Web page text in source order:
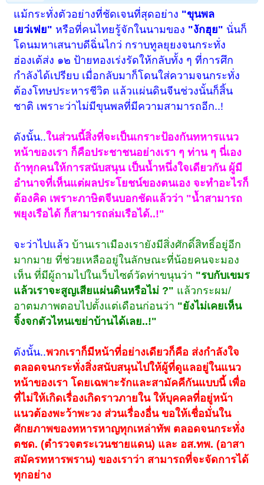
แม้กระทั่งตัวอย่างที่ชัดเจนที่สุดอย่าง "ขุนพล
เยว่เฟย" หรือที่คนไทยรู้จักในนามของ "งักฮุย" นั่นก็
โดนมหาเสนาบดีฉิ่นไกว่ กราบทูลยุยงจนกระทั่ง
ฮ่องเต้ส่ง ๑๒ ป้ายทองเร่งรัดให้กลับทั้ง ๆ ที่การศึก
กำลังได้เปรียบ เมื่อกลับมาก็โดนใส่ความจนกระทั่ง
ต้องโทษประหารชีวิต แล้วแผ่นดินจีนช่วงนั้นก็สิ้น
ชาติ เพราะว่าไม่มีขุนพลที่มีความสามารถอีก..!
ดังนั้น..ในส่วนนี้สิ่งที่จะเป็นเกราะป้องกันทหารแนว
หน้าของเรา ก็คือประชาชนอย่างเรา ๆ ท่าน ๆ นี่เอง
ถ้าทุกคนให้การสนับสนุน เป็นน้ำหนึ่งใจเดียวกัน ผู้มี
อำนาจที่เห็นแต่ผลประโยชน์ของตนเอง จะทำอะไรก็
ต้องคิด เพราะภาษิตจีนบอกชัดแล้วว่า "น้ำสามารถ
พยุงเรือได้ ก็สามารถล่มเรือได้..!"
จะว่าไปแล้วบ้านเราเมืองเรายังมีสิ่งศักดิ์สิทธิ์อยู่อีก
มากมาย ที่ช่วยเหลืออยู่ในลักษณะที่น้อยคนจะมอง
เห็น ที่มีผู้ถามไปในเว็บไซต์วัดท่าขนุนว่า "รบกับเขมร
แล้วเราจะสูญเสียแผ่นดินหรือไม่ ?" แล้วกระผม/
อาตมภาพตอบไปตั้งแต่เดือนก่อนว่า "ยังไม่เคยเห็น
จิ้งจกตัวไหนเขย่าบ้านได้เลย..!"
ดังนั้น..พวกเราก็มีหน้าที่อย่างเดียวก็คือ ส่งกำลังใจ
ตลอดจนกระทั่งสิ่งสนับสนุนไปให้ผู้ที่ดูแลอยู่ในแนว
หน้าของเรา โดยเฉพาะรักและสามัคคีกันแบบนี้ เพื่อ
ที่ไม่ให้เกิดเรื่องเกิดราวภายใน ให้บุคคลที่อยู่หน้า
แนวต้องพะว้าพะวง ส่วนเรื่องอื่น ขอให้เชื่อมั่นใน
ศักยภาพของทหารหาญทุกเหล่าทัพ ตลอดจนกระทั่ง
ตชด. (ตำรวจตระเวนชายแดน) และ อส.ทพ. (อาสา
สมัครทหารพราน) ของเราว่า สามารถที่จะจัดการได้
ทุกอย่าง